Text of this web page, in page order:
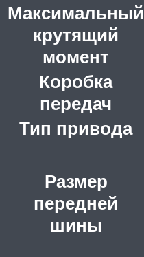
Максимальный
крутящий
момент
Коробка
передач
Тип привода
Размер
передней
шины